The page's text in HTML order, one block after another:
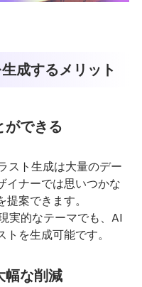
成するメリット
できる
スト生成は大量のデー
イナーでは思いつかな
案できます。
実的なテーマでも、AI
を生成可能です。
幅な削減